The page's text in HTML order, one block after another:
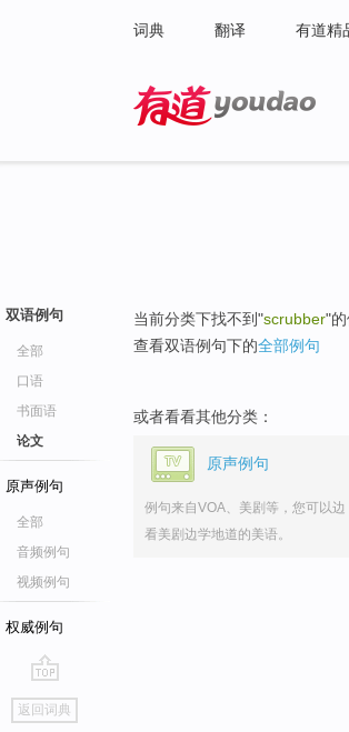
词典 翻译 有道精
双语例句
全部
口语
书面语
论文
原声例句
全部
音频例句
视频例句
权威例句
go
top
返回词典
当前分类下找不到"scrubber"的
查看双语例句下的全部例句
或者看看其他分类：
原声例句
例句来自VOA、美剧等，您可以边
看美剧边学地道的美语。